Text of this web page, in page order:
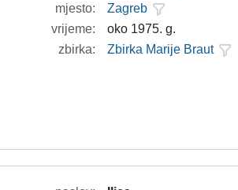
mjesto:
Zagreb
vrijeme:
oko 1975. g.
zbirka:
Zbirka Marije Braut